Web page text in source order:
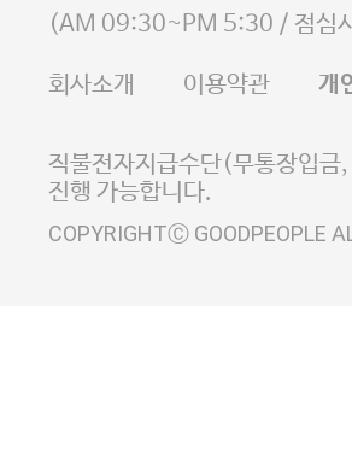
사업자등록번호 105-81-
E-MAIL
사업자정보확인
이니
(AM 09:30~PM 5:30 / 점심
회사소개 이용약관 개
직불전자지급수단(무통장입금
진행 가능합니다.
COPYRIGHTⒸ GOODPEOPLE